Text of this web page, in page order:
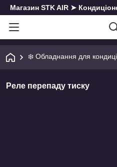
Магазин STK AIR ➤
❄️ Обладнання для
Реле перепаду тиску